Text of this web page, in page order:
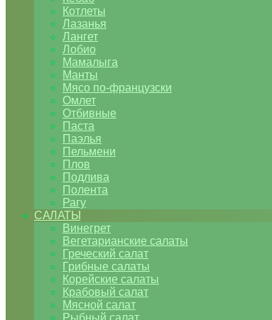
Котлеты
Лазанья
Лангет
Лобио
Мамалыга
Манты
Мясо по-французски
Омлет
Отбивные
Паста
Паэлья
Пельмени
Плов
Подлива
Полента
Рагу
САЛАТЫ
Винегрет
Вегетарианские салаты
Греческий салат
Грибные салаты
Корейские салаты
Крабовый салат
Мясной салат
Рыбный салат